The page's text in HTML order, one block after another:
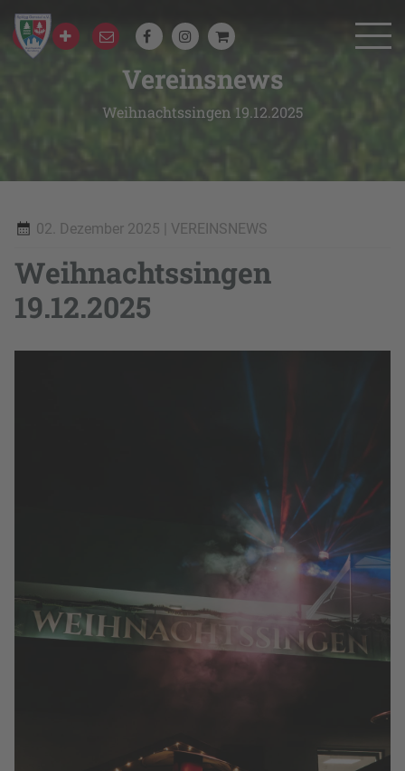
Vereinsnews
Weihnachtssingen 19.12.2025
02. Dezember 2025 | VEREINSNEWS
Weihnachtssingen
19.12.2025